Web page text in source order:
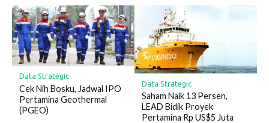
Data Strategic
Cek Nih Bosku, Jadwal IPO
Pertamina Geothermal
(PGEO)
Data Strategic
Saham Naik 13 Persen,
LEAD Bidik Proyek
Pertamina Rp US$5 Juta